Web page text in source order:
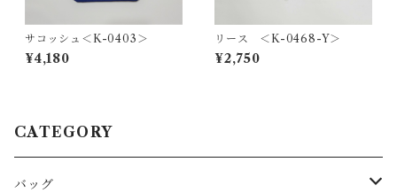
サコッシュ＜K-0403＞
¥4,180
リース ＜K-0468-Y＞
¥2,750
CATEGORY
バッグ